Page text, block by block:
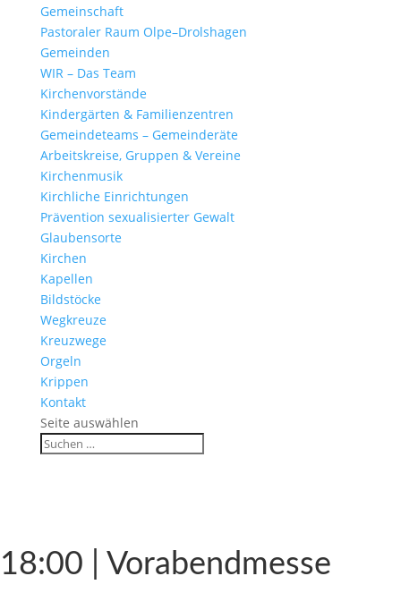
Gemein­schaft
Pasto­raler Raum Olpe–Drolshagen
Gemeinden
WIR – Das Team
Kirchen­vor­stände
Kinder­gärten & Familienzentren
Gemein­de­teams – Gemeinderäte
Arbeits­kreise, Gruppen & Vereine
Kirchen­musik
Kirch­liche Einrichtungen
Präven­tion sexua­li­sierter Gewalt
Glau­ben­s­orte
Kirchen
Kapellen
Bild­stöcke
Wegkreuze
Kreuz­wege
Orgeln
Krippen
Kontakt
Seite auswählen
18:00 | Vorabendmesse